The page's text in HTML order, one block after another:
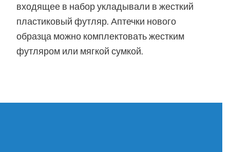
входящее в набор укладывали в жесткий
пластиковый футляр. Аптечки нового
образца можно комплектовать жестким
футляром или мягкой сумкой.